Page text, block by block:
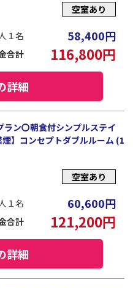
空室あり
１名 58,400円
合計 116,800円
詳細
ン〇朝食付シンプルステイ
煙】コンセプトダブルルーム (1
空室あり
１名 60,600円
合計 121,200円
詳細